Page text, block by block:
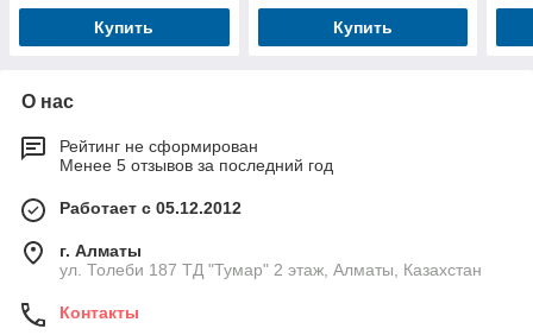
Купить Купить
О нас
Рейтинг не сформирован
Менее 5 отзывов за последний год
Работает с 05.12.2012
г. Алматы
ул. Толеби 187 ТД "Тумар" 2 этаж, Алматы, Казахстан
Контакты